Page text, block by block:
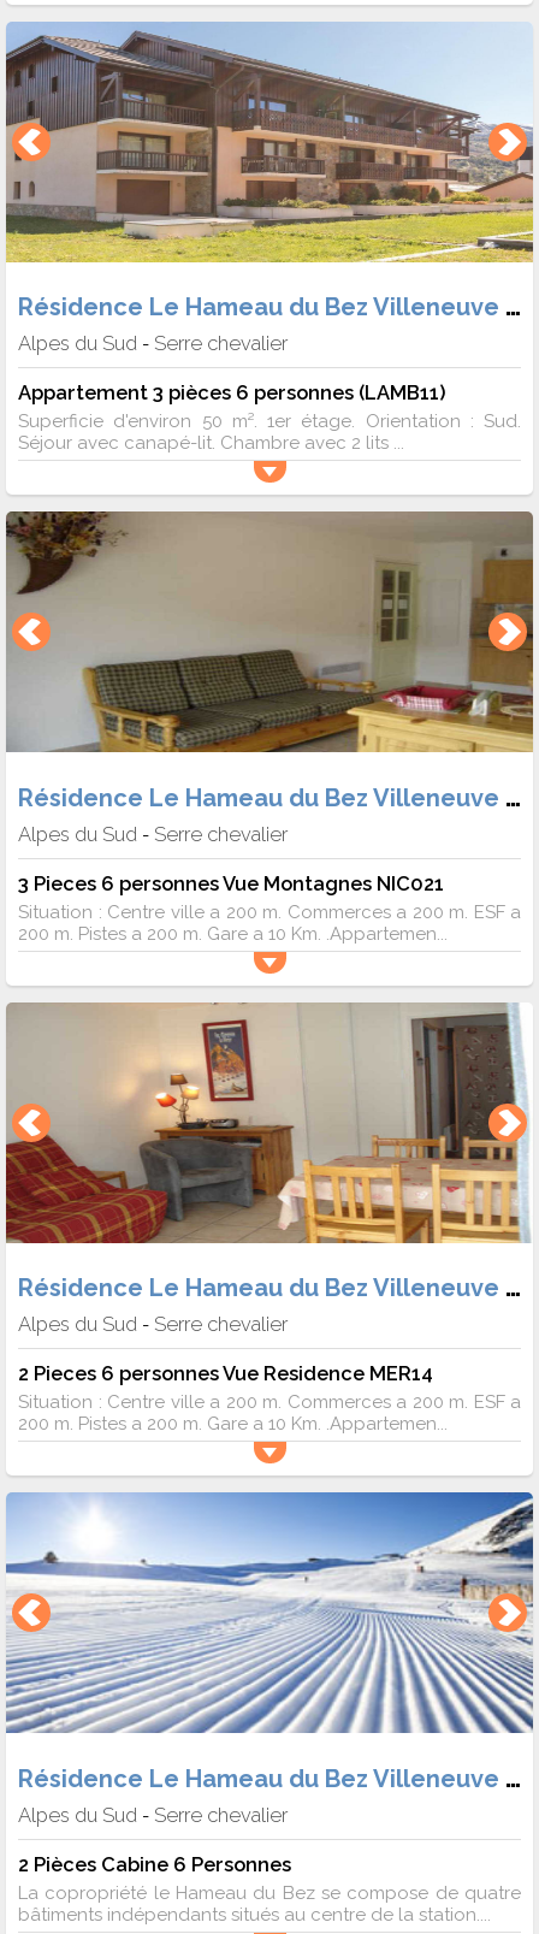
Résidence Le Hameau du Bez Villeneuve 1400
Alpes du Sud - Serre chevalier
Appartement 3 pièces 6 personnes (LAMB11)
Superficie d'environ 50 m². 1er étage. Orientation : Sud.
Séjour avec canapé-lit. Chambre avec 2 lits ...
Résidence Le Hameau du Bez Villeneuve 1400
Alpes du Sud - Serre chevalier
3 Pieces 6 personnes Vue Montagnes NIC021
Situation : Centre ville a 200 m. Commerces a 200 m. ESF a
200 m. Pistes a 200 m. Gare a 10 Km. .Appartemen...
Résidence Le Hameau du Bez Villeneuve 1400
Alpes du Sud - Serre chevalier
2 Pieces 6 personnes Vue Residence MER14
Situation : Centre ville a 200 m. Commerces a 200 m. ESF a
200 m. Pistes a 200 m. Gare a 10 Km. .Appartemen...
Résidence Le Hameau du Bez Villeneuve 1400
Alpes du Sud - Serre chevalier
2 Pièces Cabine 6 Personnes
La copropriété le Hameau du Bez se compose de quatre
bâtiments indépendants situés au centre de la station....